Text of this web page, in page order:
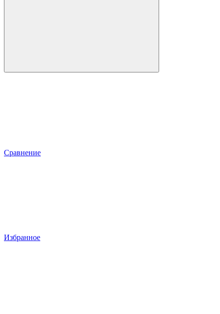
Сравнение
Избранное